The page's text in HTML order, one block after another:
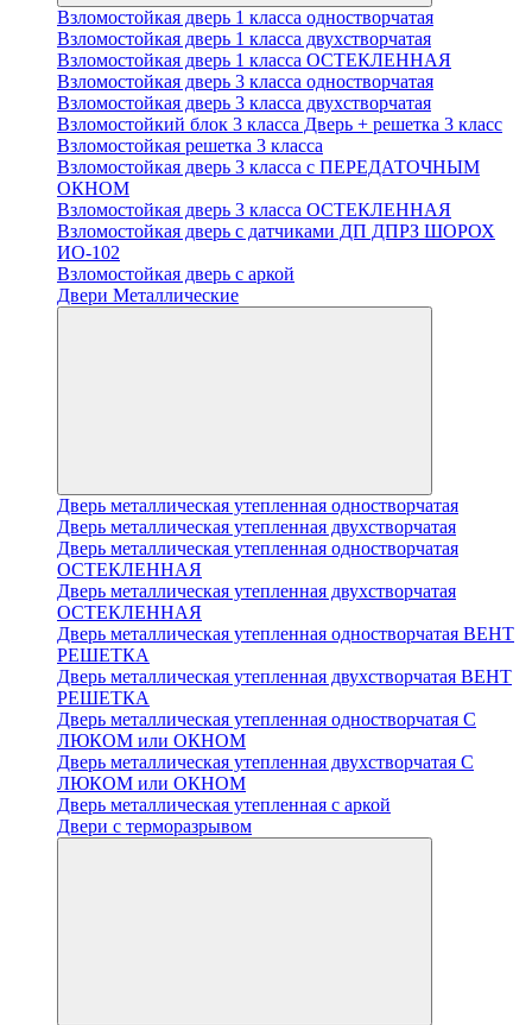
Взломостойкая дверь 1 класса одностворчатая
Взломостойкая дверь 1 класса двухстворчатая
Взломостойкая дверь 1 класса ОСТЕКЛЕННАЯ
Взломостойкая дверь 3 класса одностворчатая
Взломостойкая дверь 3 класса двухстворчатая
Взломостойкий блок 3 класса Дверь + решетка 3 класс
Взломостойкая решетка 3 класса
Взломостойкая дверь 3 класса с ПЕРЕДАТОЧНЫМ
ОКНОМ
Взломостойкая дверь 3 класса ОСТЕКЛЕННАЯ
Взломостойкая дверь с датчиками ДП ДПРЗ ШОРОХ
ИО-102
Взломостойкая дверь с аркой
Двери Металлические
Дверь металлическая утепленная одностворчатая
Дверь металлическая утепленная двухстворчатая
Дверь металлическая утепленная одностворчатая
ОСТЕКЛЕННАЯ
Дверь металлическая утепленная двухстворчатая
ОСТЕКЛЕННАЯ
Дверь металлическая утепленная одностворчатая ВЕНТ
РЕШЕТКА
Дверь металлическая утепленная двухстворчатая ВЕНТ
РЕШЕТКА
Дверь металлическая утепленная одностворчатая С
ЛЮКОМ или ОКНОМ
Дверь металлическая утепленная двухстворчатая С
ЛЮКОМ или ОКНОМ
Дверь металлическая утепленная с аркой
Двери с терморазрывом